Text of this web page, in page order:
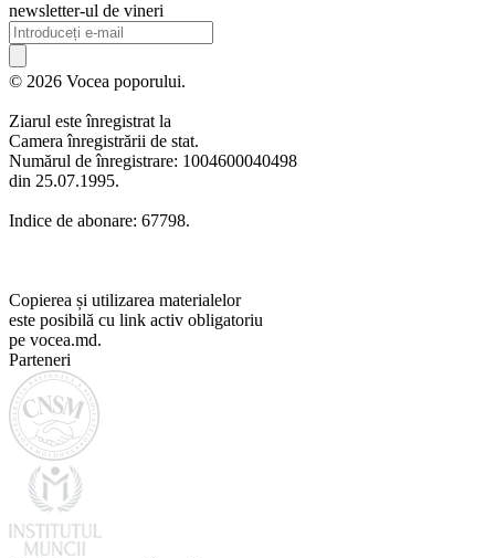
newsletter-ul de vineri
© 2026 Vocea poporului.
Ziarul este înregistrat la
Camera înregistrării de stat.
Numărul de înregistrare: 1004600040498
din 25.07.1995.
Indice de abonare: 67798.
Copierea și utilizarea materialelor
este posibilă cu link activ obligatoriu
pe vocea.md.
Parteneri